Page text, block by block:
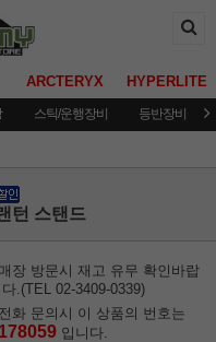
ARCTERYX HYPERLITE
스틱/운행장비 등반장비
턴 스탠드
장 방문시 재고 유무 확인바랍
다.(TEL 02-3409-0339)
화 문의시 이 상품의 번호는
입니다.